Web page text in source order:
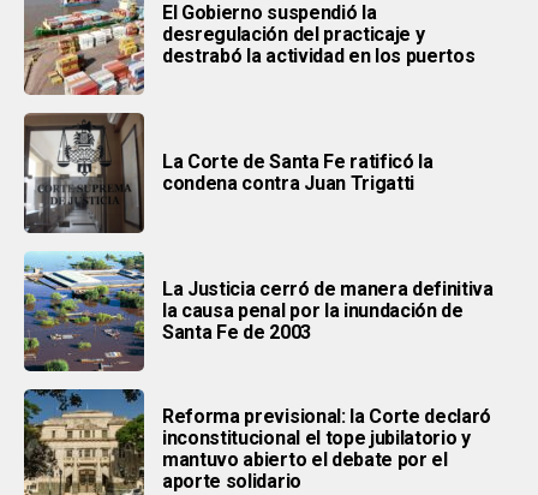
El Gobierno suspendió la
desregulación del practicaje y
destrabó la actividad en los puertos
La Corte de Santa Fe ratificó la
condena contra Juan Trigatti
La Justicia cerró de manera definitiva
la causa penal por la inundación de
Santa Fe de 2003
Reforma previsional: la Corte declaró
inconstitucional el tope jubilatorio y
mantuvo abierto el debate por el
aporte solidario